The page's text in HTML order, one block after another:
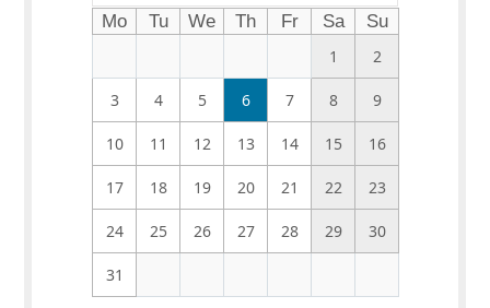
Mo Tu We Th Fr Sa
Su
1
2
3 4 5 6 7 8 9
10 11 12 13 14 15 16
17 18 19 20 21 22 23
24 25 26 27 28 29 30
31